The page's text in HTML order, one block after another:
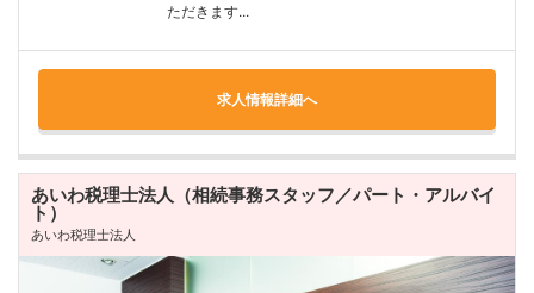
ただきます...
求人情報詳細へ
あいわ税理士法人（相続事務スタッフ／パート・アルバイ
ト）
あいわ税理士法人